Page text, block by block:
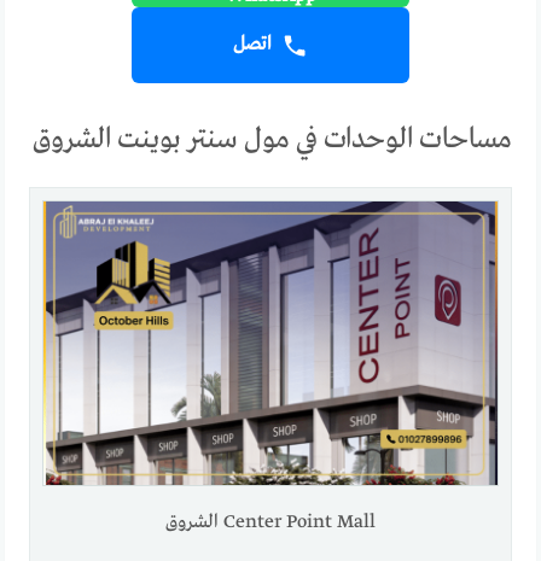
اتصل
مساحات الوحدات في مول سنتر بوينت الشروق
Center Point Mall الشروق